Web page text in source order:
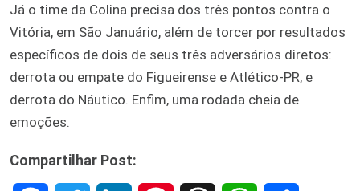
Já o time da Colina precisa dos três pontos contra o
Vitória, em São Januário, além de torcer por resultados
específicos de dois de seus três adversários diretos:
derrota ou empate do Figueirense e Atlético-PR, e
derrota do Náutico. Enfim, uma rodada cheia de
emoções.
Compartilhar Post: